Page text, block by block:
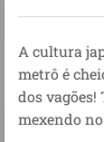
A cultura
metrô é
dos
mexendo